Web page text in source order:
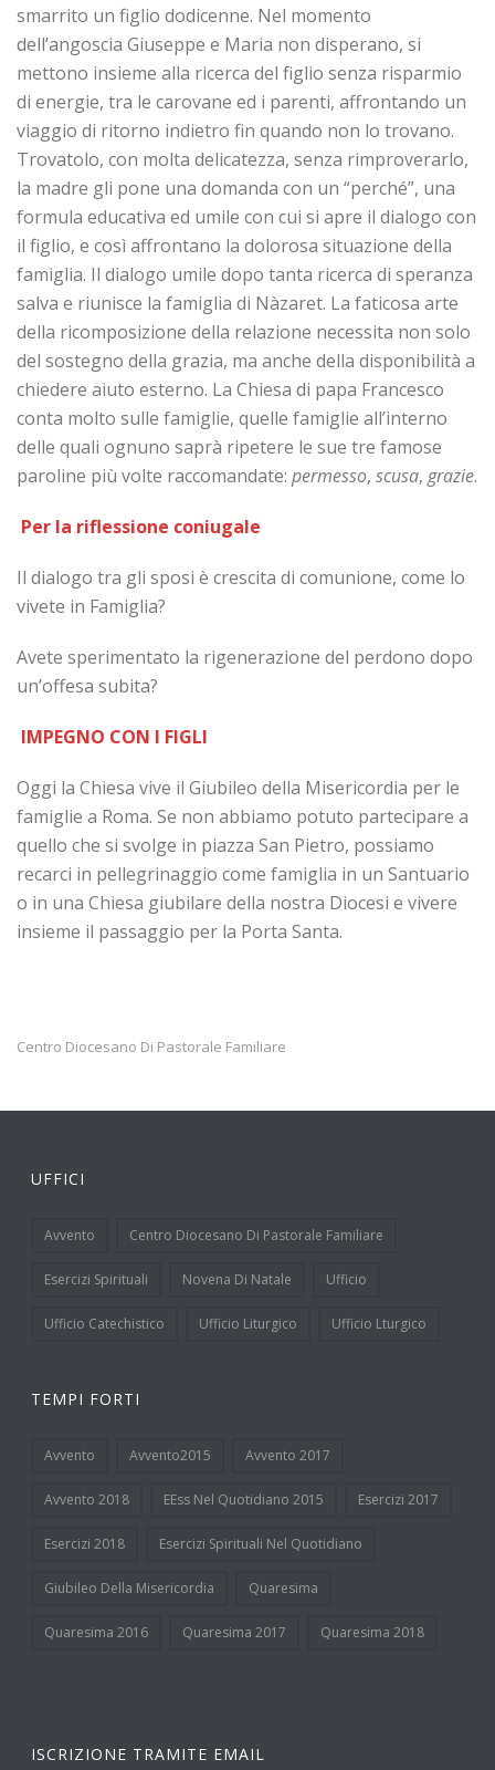
smarrito un figlio dodicenne. Nel momento
dell’angoscia Giuseppe e Maria non disperano, si
mettono insieme alla ricerca del figlio senza risparmio
di energie, tra le carovane ed i parenti, affrontando un
viaggio di ritorno indietro fin quando non lo trovano.
Trovatolo, con molta delicatezza, senza rimproverarlo,
la madre gli pone una domanda con un “perché”, una
formula educativa ed umile con cui si apre il dialogo con
il figlio, e così affrontano la dolorosa situazione della
famiglia. Il dialogo umile dopo tanta ricerca di speranza
salva e riunisce la famiglia di Nàzaret. La faticosa arte
della ricomposizione della relazione necessita non solo
del sostegno della grazia, ma anche della disponibilità a
chiedere aiuto esterno. La Chiesa di papa Francesco
conta molto sulle famiglie, quelle famiglie all’interno
delle quali ognuno saprà ripetere le sue tre famose
paroline più volte raccomandate: permesso, scusa, grazie.
Per la riflessione coniugale
Il dialogo tra gli sposi è crescita di comunione, come lo
vivete in Famiglia?
Avete sperimentato la rigenerazione del perdono dopo
un’offesa subita?
IMPEGNO CON I FIGLI
Oggi la Chiesa vive il Giubileo della Misericordia per le
famiglie a Roma. Se non abbiamo potuto partecipare a
quello che si svolge in piazza San Pietro, possiamo
recarci in pellegrinaggio come famiglia in un Santuario
o in una Chiesa giubilare della nostra Diocesi e vivere
insieme il passaggio per la Porta Santa.
Centro Diocesano Di Pastorale Familiare
UFFICI
Avvento Centro Diocesano Di Pastorale Familiare
Esercizi Spirituali Novena Di Natale Ufficio
Ufficio Catechistico Ufficio Liturgico Ufficio Lturgico
TEMPI FORTI
Avvento Avvento2015 Avvento 2017
Avvento 2018 EEss Nel Quotidiano 2015 Esercizi 2017
Esercizi 2018 Esercizi Spirituali Nel Quotidiano
Giubileo Della Misericordia Quaresima
Quaresima 2016 Quaresima 2017 Quaresima 2018
ISCRIZIONE TRAMITE EMAIL